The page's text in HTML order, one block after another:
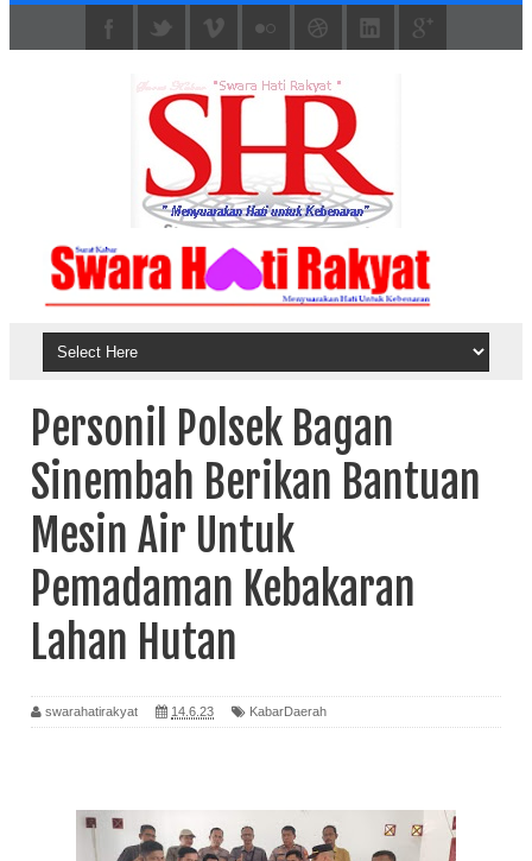
Personil Polsek Bagan
Sinembah Berikan Bantuan
Mesin Air Untuk
Pemadaman Kebakaran
Lahan Hutan
swarahatirakyat 14.6.23 KabarDaerah